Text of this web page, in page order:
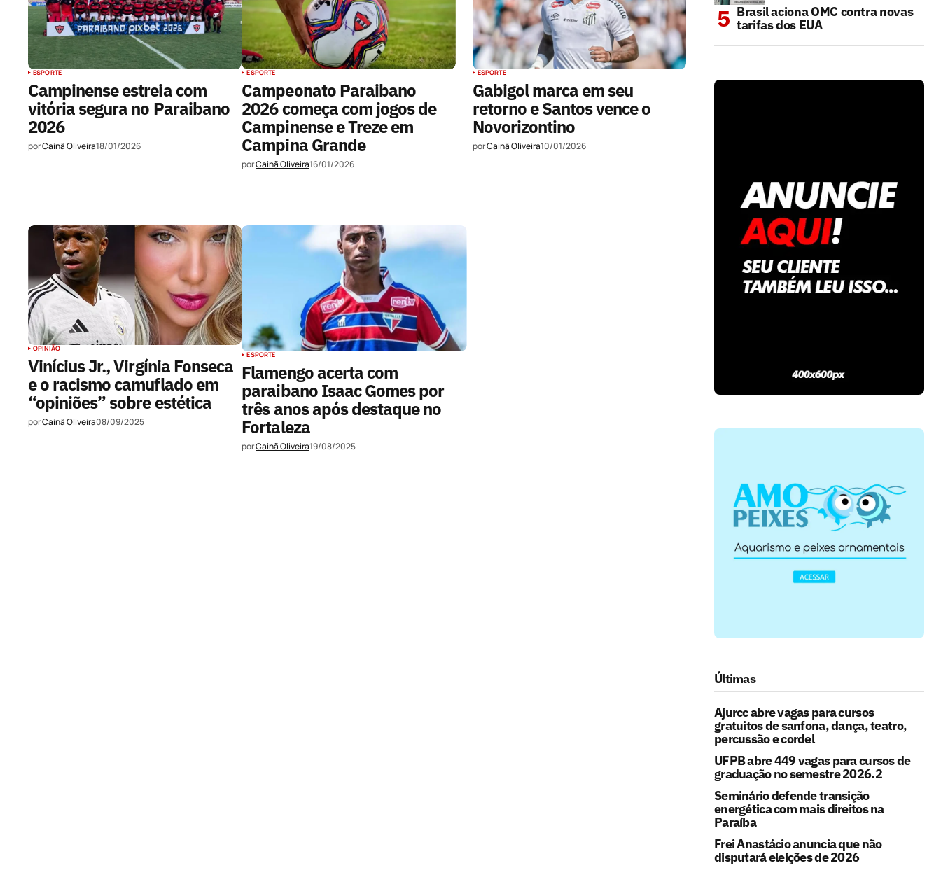
ESPORTE
Campinense estreia com
vitória segura no Paraibano
2026
porCainã Oliveira18/01/2026
ESPORTE
Campeonato Paraibano
2026 começa com jogos de
Campinense e Treze em
Campina Grande
porCainã Oliveira16/01/2026
ESPORTE
Gabigol marca em seu
retorno e Santos vence o
Novorizontino
porCainã Oliveira10/01/2026
OPINIÃO
Vinícius Jr., Virgínia Fonseca
e o racismo camuflado em
“opiniões” sobre estética
porCainã Oliveira08/09/2025
ESPORTE
Flamengo acerta com
paraibano Isaac Gomes por
três anos após destaque no
Fortaleza
porCainã Oliveira19/08/2025
Brasil aciona OMC contra novas
tarifas dos EUA
Últimas
Ajurcc abre vagas para cursos
gratuitos de sanfona, dança, teatro,
percussão e cordel
UFPB abre 449 vagas para cursos de
graduação no semestre 2026.2
Seminário defende transição
energética com mais direitos na
Paraíba
Frei Anastácio anuncia que não
disputará eleições de 2026